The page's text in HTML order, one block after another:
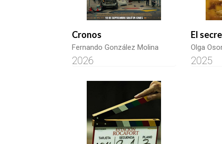
Cronos
Fernando González Molina
2026
El
Olga
2025